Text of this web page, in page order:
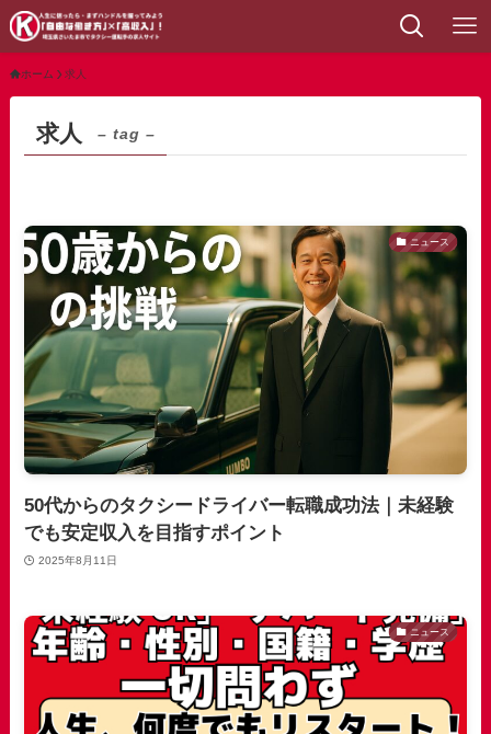
ホーム 求人
求人 – tag –
ニュース
50代からのタクシードライバー転職成功法｜未経験
でも安定収入を目指すポイント
2025年8月11日
ニュース